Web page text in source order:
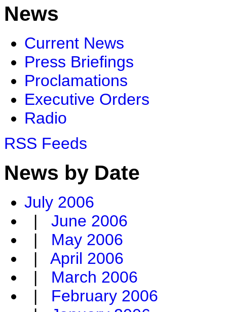
News
Current News
Press Briefings
Proclamations
Executive Orders
Radio
RSS Feeds
News by Date
July 2006
| June 2006
| May 2006
| April 2006
| March 2006
| February 2006